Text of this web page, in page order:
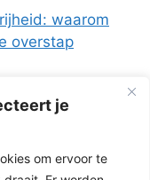
je
om ervoor te
waarom
overstap
ideaal zijn
3 topregio’s